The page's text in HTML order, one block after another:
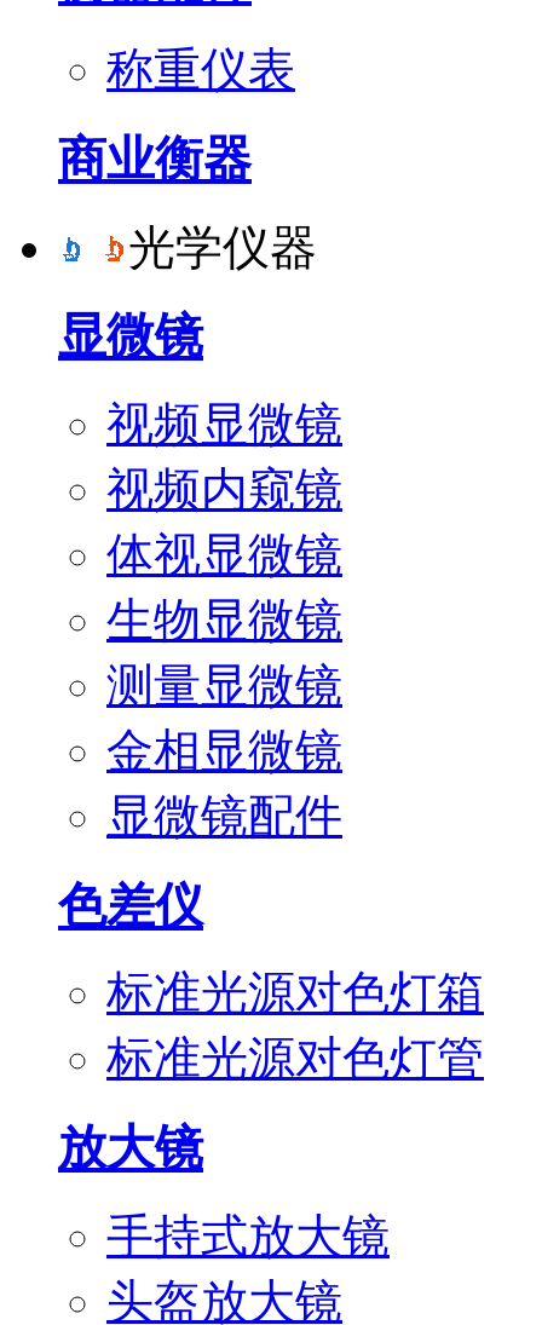
称重仪表
商业衡器
光学仪器
显微镜
视频显微镜
视频内窥镜
体视显微镜
生物显微镜
测量显微镜
金相显微镜
显微镜配件
色差仪
标准光源对色灯箱
标准光源对色灯管
放大镜
手持式放大镜
头盔放大镜